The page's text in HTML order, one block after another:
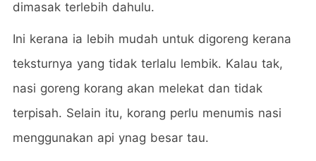
dimasak terlebih dahulu.
Ini kerana ia lebih mudah untuk digoreng kerana
teksturnya yang tidak terlalu lembik. Kalau tak,
nasi goreng korang akan melekat dan tidak
terpisah. Selain itu, korang perlu menumis nasi
menggunakan api ynag besar tau.